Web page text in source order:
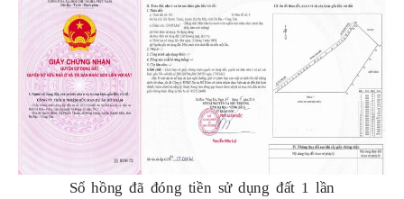
Sổ hồng đã đóng tiền sử dụng đất 1 lần